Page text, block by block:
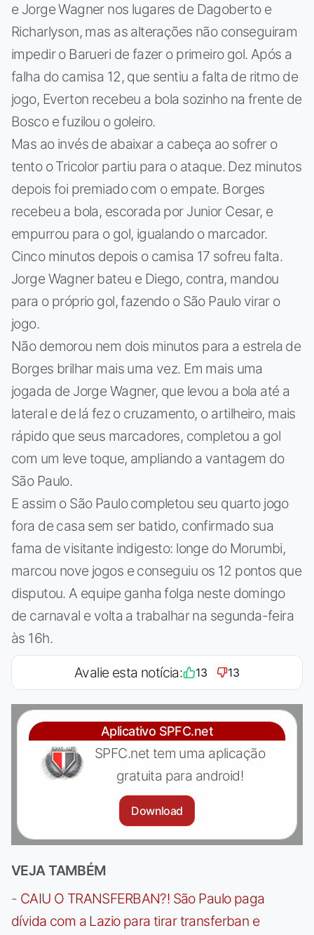
e Jorge Wagner nos lugares de Dagoberto e
Richarlyson, mas as alterações não conseguiram
impedir o Barueri de fazer o primeiro gol. Após a
falha do camisa 12, que sentiu a falta de ritmo de
jogo, Everton recebeu a bola sozinho na frente de
Bosco e fuzilou o goleiro.
Mas ao invés de abaixar a cabeça ao sofrer o
tento o Tricolor partiu para o ataque. Dez minutos
depois foi premiado com o empate. Borges
recebeu a bola, escorada por Junior Cesar, e
empurrou para o gol, igualando o marcador.
Cinco minutos depois o camisa 17 sofreu falta.
Jorge Wagner bateu e Diego, contra, mandou
para o próprio gol, fazendo o São Paulo virar o
jogo.
Não demorou nem dois minutos para a estrela de
Borges brilhar mais uma vez. Em mais uma
jogada de Jorge Wagner, que levou a bola até a
lateral e de lá fez o cruzamento, o artilheiro, mais
rápido que seus marcadores, completou a gol
com um leve toque, ampliando a vantagem do
São Paulo.
E assim o São Paulo completou seu quarto jogo
fora de casa sem ser batido, confirmado sua
fama de visitante indigesto: longe do Morumbi,
marcou nove jogos e conseguiu os 12 pontos que
disputou. A equipe ganha folga neste domingo
de carnaval e volta a trabalhar na segunda-feira
às 16h.
Avalie esta notícia: 13 13
Aplicativo SPFC.net
SPFC.net tem uma aplicação
gratuita para android!
Download
VEJA TAMBÉM
- CAIU O TRANSFERBAN?! São Paulo paga
dívida com a Lazio para tirar transferban e